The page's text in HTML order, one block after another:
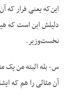
این‌که یعنی فرار که
دلیلش این است که
نخست‌وزیر.
س- بله البته من یک
آن مثالی را هم که